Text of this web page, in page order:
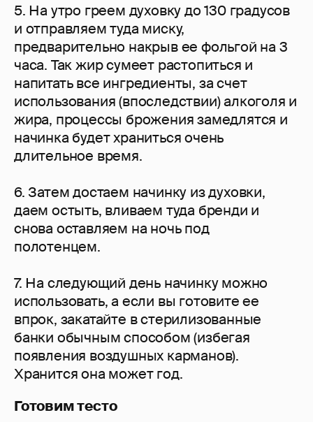
5. На утро греем духовку до 130 градусов
и отправляем туда миску,
предварительно накрыв ее фольгой на 3
часа. Так жир сумеет растопиться и
напитать все ингредиенты, за счет
использования (впоследствии) алкоголя и
жира, процессы брожения замедлятся и
начинка будет храниться очень
длительное время.
6. Затем достаем начинку из духовки,
даем остыть, вливаем туда бренди и
снова оставляем на ночь под
полотенцем.
7. На следующий день начинку можно
использовать, а если вы готовите ее
впрок, закатайте в стерилизованные
банки обычным способом (избегая
появления воздушных карманов).
Хранится она может год.
Готовим тесто